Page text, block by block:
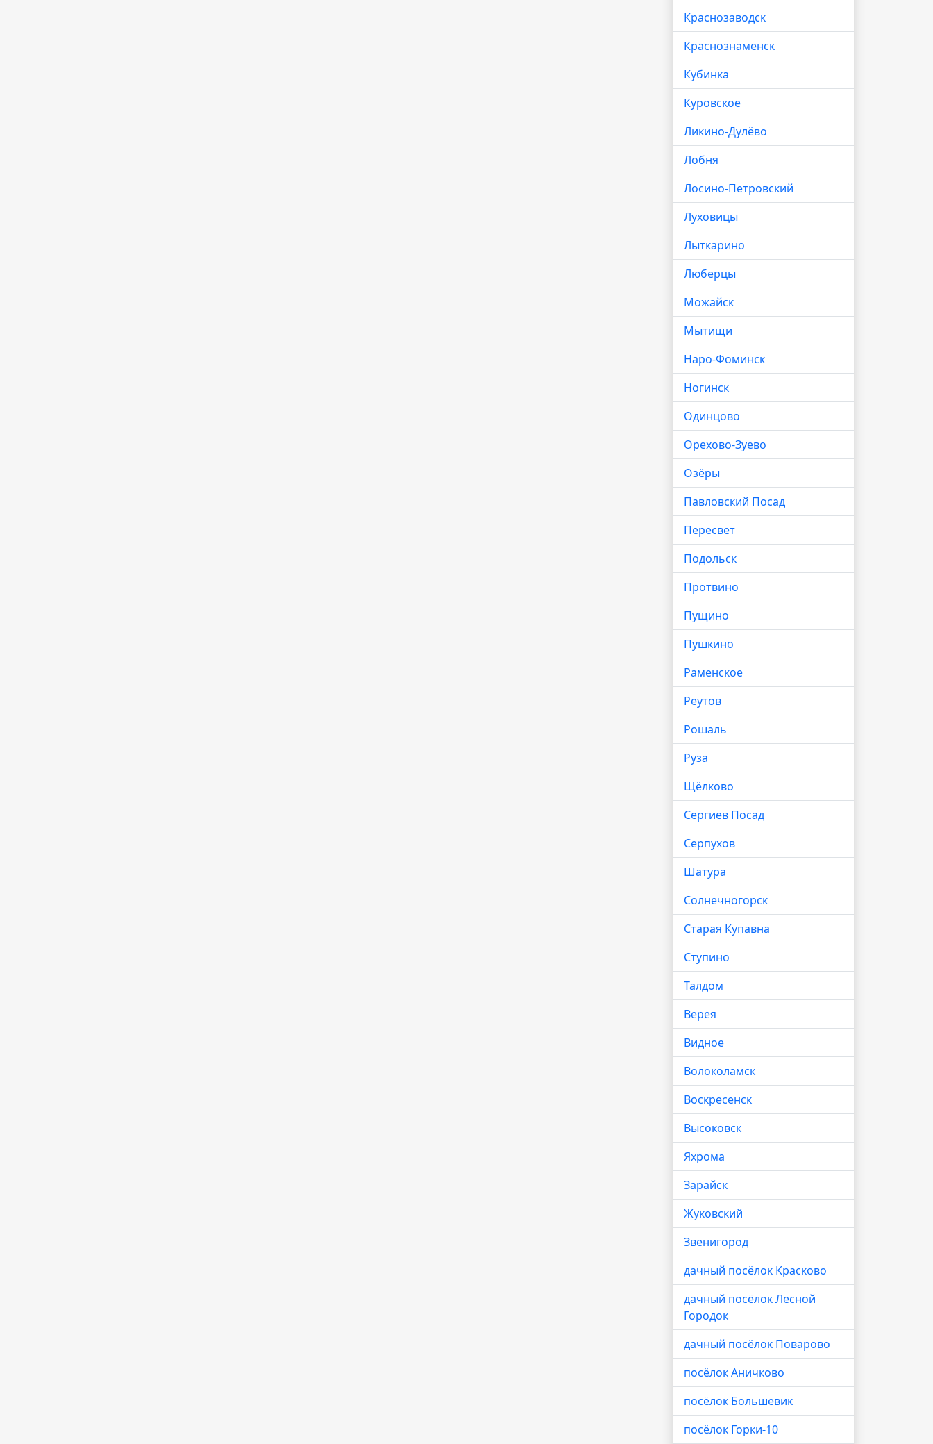
Краснозаводск
Краснознаменск
Кубинка
Куровское
Ликино-Дулёво
Лобня
Лосино-Петровский
Луховицы
Лыткарино
Люберцы
Можайск
Мытищи
Наро-Фоминск
Ногинск
Одинцово
Орехово-Зуево
Озёры
Павловский Посад
Пересвет
Подольск
Протвино
Пущино
Пушкино
Раменское
Реутов
Рошаль
Руза
Щёлково
Сергиев Посад
Серпухов
Шатура
Солнечногорск
Старая Купавна
Ступино
Талдом
Верея
Видное
Волоколамск
Воскресенск
Высоковск
Яхрома
Зарайск
Жуковский
Звенигород
дачный посёлок Красково
дачный посёлок Лесной
Городок
дачный посёлок Поварово
посёлок Аничково
посёлок Большевик
посёлок Горки-10